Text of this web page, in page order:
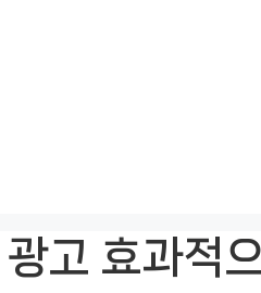
고 효과적